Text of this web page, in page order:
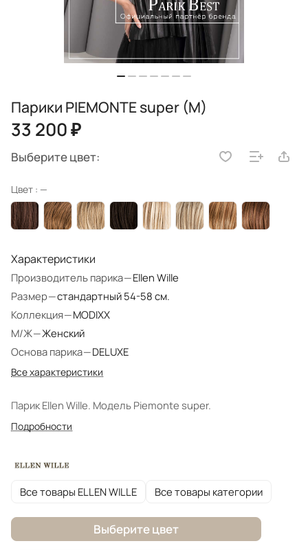
Парики PIEMONTE super (M)
33 200 ₽
Выберите цвет:
Цвет : —
Характеристики
Производитель парика—Ellen Wille
Размер—стандартный 54-58 см.
Коллекция—MODIXX
М/Ж—Женский
Основа парика—DELUXE
Все характеристики
Парик Ellen Wille. Модель Piemonte super.
Подробности
Все товары ELLEN WILLE Все товары категории
Выберите цвет